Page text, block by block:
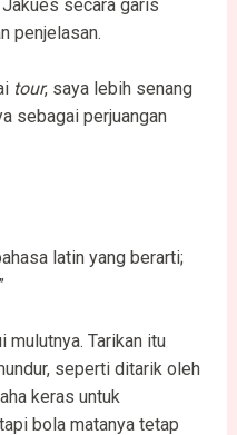
secara garis
penjelasan.
tour, saya lebih senang
sebagai perjuangan
latin yang berarti;
mulutnya. Tarikan itu
seperti ditarik oleh
keras untuk
bola matanya tetap